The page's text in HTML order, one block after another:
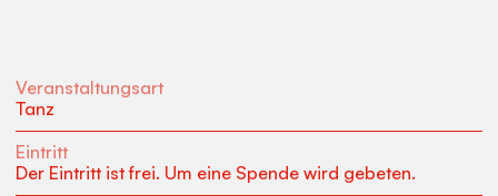
Veranstaltungsart
Tanz
Eintritt
Der Eintritt ist frei. Um eine Spende wird gebeten.